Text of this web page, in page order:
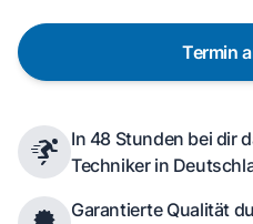
Termin
In 48 Stunden bei dir
Techniker in
Garantierte Qualität